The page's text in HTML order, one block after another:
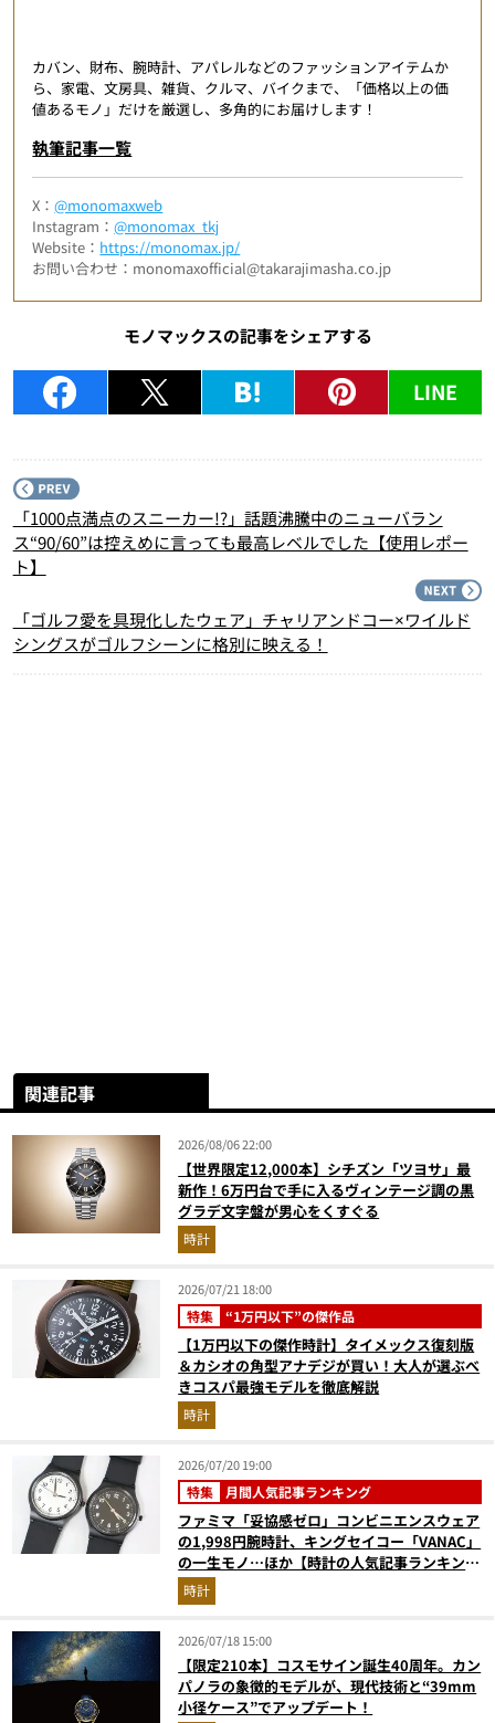
カバン、財布、腕時計、アパレルなどのファッションアイテムか
ら、家電、文房具、雑貨、クルマ、バイクまで、「価格以上の価
値あるモノ」だけを厳選し、多角的にお届けします！
執筆記事一覧
X：@monomaxweb
Instagram：@monomax_tkj
Website： https://monomax.jp/
お問い合わせ：monomaxofficial@takarajimasha.co.jp
モノマックスの記事をシェアする
LINE
「1000点満点のスニーカー!?」話題沸騰中のニューバラン
ス“90/60”は控えめに言っても最高レベルでした【使用レポー
ト】
「ゴルフ愛を具現化したウェア」チャリアンドコー×ワイルド
シングスがゴルフシーンに格別に映える！
関連記事
2026/08/06 22:00
【世界限定12,000本】シチズン「ツヨサ」最
新作！6万円台で手に入るヴィンテージ調の黒
グラデ文字盤が男心をくすぐる
時計
2026/07/21 18:00
特集 “1万円以下”の傑作品
【1万円以下の傑作時計】タイメックス復刻版
＆カシオの角型アナデジが買い！大人が選ぶべ
きコスパ最強モデルを徹底解説
時計
2026/07/20 19:00
特集 月間人気記事ランキング
ファミマ「妥協感ゼロ」コンビニエンスウェア
の1,998円腕時計、キングセイコー「VANAC」
の一生モノ…ほか【時計の人気記事ランキング
ベスト3】（2026年6月版）
時計
2026/07/18 15:00
【限定210本】コスモサイン誕生40周年。カン
パノラの象徴的モデルが、現代技術と“39mm
小径ケース”でアップデート！